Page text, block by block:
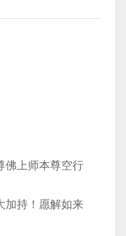
佛上师本尊空行
加持！愿解如来